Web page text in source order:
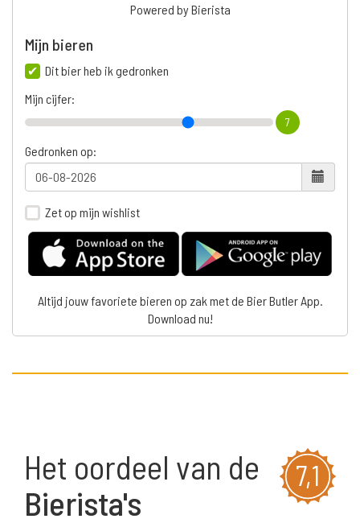
Powered by Bierista
Mijn bieren
Dit bier heb ik gedronken
Mijn cijfer:
7
Gedronken op:
Zet op mijn wishlist
Altijd jouw favoriete bieren op zak met de Bier Butler App.
Download nu!
7,1
Het oordeel van de
Bierista's